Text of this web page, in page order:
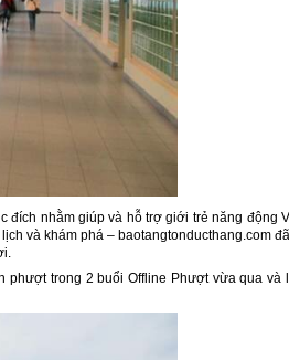
đích nhằm giúp và hỗ trợ giới trẻ năng động
và khám phá – baotangtonducthang.com
phượt trong 2 buổi Offline Phượt vừa qua và